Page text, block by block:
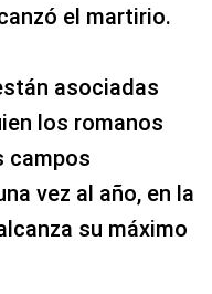
el martirio.
asociadas
los romanos
campos
vez al año, en la
su máximo